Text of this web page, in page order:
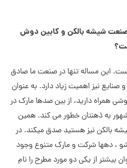
شیشه بالکن و کابین دوش
این مساله تنها در صنعت ما صادق
نیز اهمیت زیاد دارد. به عنوان
همراه دارید، از بین صدها مارک در
2 یا 3 برند مشهور به ذهنتان خطور می کند. همین
بالکن نیز هستید صدق میکند. در
، دهها شرکت و مارک متنوع وجود
بیشتر از یکی دو مورد مطرح را نام